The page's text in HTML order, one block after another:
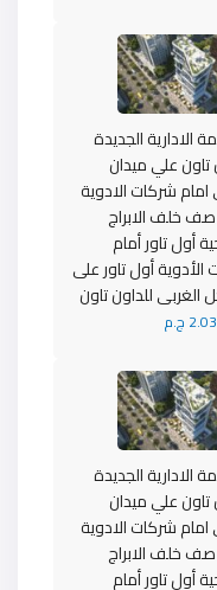
الادارية الجديدة
تاون علي ميدان
امام شركات الادوية
خلف الابراج
أول تاور أمام
أول تاور على
الغربى للداون تاون
ج.م
الادارية الجديدة
تاون علي ميدان
امام شركات الادوية
خلف الابراج
أول تاور أمام